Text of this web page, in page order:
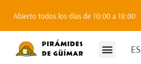
Abierto todos los días de 10:00 a 18:00
ES